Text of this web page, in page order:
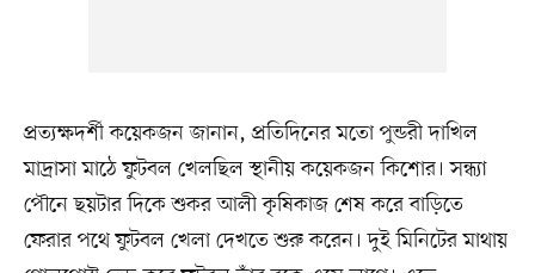
প্রত্যক্ষদর্শী কয়েকজন জানান, প্রতিদিনের মতো পুন্ডরী দাখিল
মাদ্রাসা মাঠে ফুটবল খেলছিল স্থানীয় কয়েকজন কিশোর। সন্ধ্যা
পৌনে ছয়টার দিকে শুকর আলী কৃষিকাজ শেষ করে বাড়িতে
ফেরার পথে ফুটবল খেলা দেখতে শুরু করেন। দুই মিনিটের মাথায়